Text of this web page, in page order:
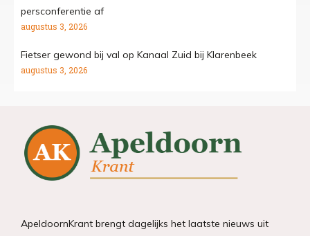
persconferentie af
augustus 3, 2026
Fietser gewond bij val op Kanaal Zuid bij Klarenbeek
augustus 3, 2026
ApeldoornKrant brengt dagelijks het laatste nieuws uit